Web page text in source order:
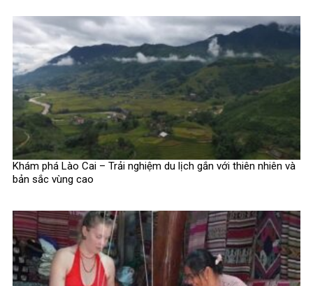
Khám phá Lào Cai – Trải nghiệm du lịch gắn với thiên nhiên và
bản sắc vùng cao